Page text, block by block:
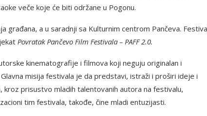
veče koje će biti održane u Pogonu.
građana, a u saradnji sa Kulturnim centrom Pančeva.
Povratak Pančevo Film Festivala – PAFF 2.0.
kinematografije i filmova koji neguju originalan i
misija festivala je da predstavi, istraži i proširi ideje i
prisustvo mladih talentovanih autora na festivalu,
tim festivala, takođe, čine mladi entuzijasti.